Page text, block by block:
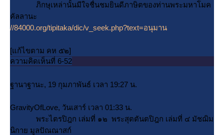
ภิกษุเหล่านั้นมีใจชื่นชมยินดีภาษิตของท่านพระมหาโมค
คัลลานะ
//84000.org/tipitaka/dic/v_seek.php?text=อนุมาน
[แก้ไขตาม คห ๕๒]
ความคิดเห็นที่ 6-52
ฐานาฐานะ, 19 กุมภาพันธ์ เวลา 19:27 น.
GravityOfLove, วันเสาร์ เวลา 01:33 น.
พระไตรปิฎก เล่มที่ ๑๒ พระสุตตันตปิฎก เล่มที่ ๔ มัชฌิม
นิกาย มูลปัณณาสก์